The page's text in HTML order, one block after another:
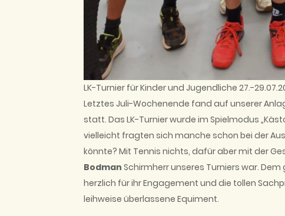
LK-Turnier für Kinder und Jugendliche 27.-
Letztes Juli-Wochenende fand auf unserer
statt. Das LK-Turnier wurde im Spielmodus
vielleicht fragten sich manche schon bei der
könnte? Mit Tennis nichts, dafür aber mit der
Bodman Schirmherr unseres Turniers war.
herzlich für ihr Engagement und die tollen
leihweise überlassene Equiment.